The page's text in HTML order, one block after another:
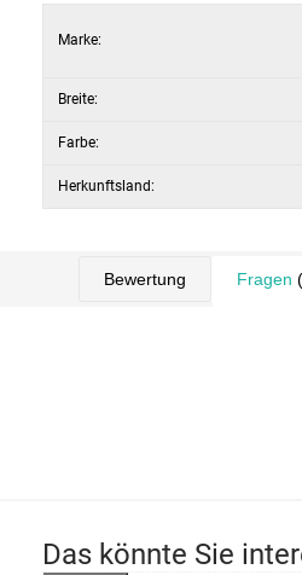
Marke:
Breite:
Farbe:
Herkunftsland:
Bewertung Fragen
Das könnte Sie